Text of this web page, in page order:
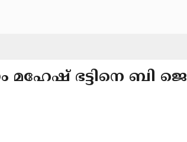
ഭട്ടിനെ ബി ജെ